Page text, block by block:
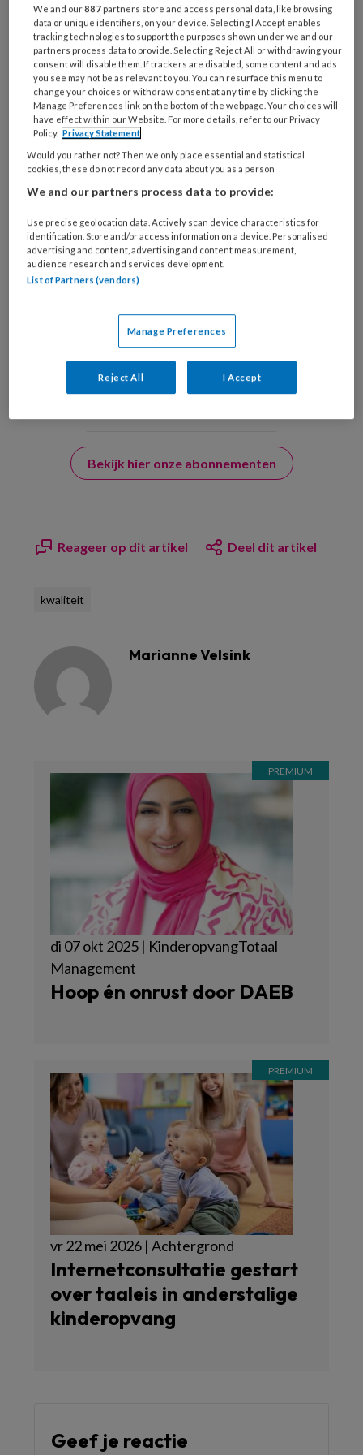
organisatie
werk
je?
Untitled
Ontvang 2x per week de
KinderopvangTotaal nieuwsbrief
Ontvang iedere zondag het
Management Kinderopvang
Weekoverzicht
Ja, ik geef toestemming voor e-mails
van KinderopvangTotaal en
Springer Media B.V.
?
Uw bovenstaande gegevens kunnen worden toegevoegd aan
Bekijk hier onze abonnementen
Reageer op dit artikel Deel dit artikel
kwaliteit
Marianne Velsink
di 07 okt 2025 | KinderopvangTotaal
Management
Hoop én onrust door DAEB
vr 22 mei 2026 | Achtergrond
Internetconsultatie gestart
over taaleis in anderstalige
kinderopvang
Geef je reactie
We and our887 partners store and access personal data, like browsing
data or unique identifiers, on your device. Selecting I Accept enables
tracking technologies to support the purposes shown under we and our
partners process data to provide. Selecting Reject All or withdrawing your
consent will disable them. If trackers are disabled, some content and ads
you see may not be as relevant to you. You can resurface this menu to
change your choices or withdraw consent at any time by clicking the
Manage Preferences link on the bottom of the webpage. Your choices will
have effect within our Website. For more details, refer to our Privacy
Policy. Privacy Statement
Would you rather not? Then we only place essential and statistical
cookies, these do not record any data about you as a person
We and our partners process data to provide:
Use precise geolocation data. Actively scan device characteristics for
identification. Store and/or access information on a device. Personalised
advertising and content, advertising and content measurement,
audience research and services development.
List of Partners (vendors)
Manage Preferences
Reject All I Accept